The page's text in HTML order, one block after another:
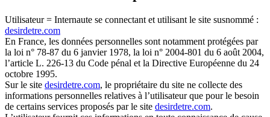
Utilisateur = Internaute se connectant et utilisant le site susnommé :
desirdetre.com
En France, les données personnelles sont notamment protégées par
la loi n° 78-87 du 6 janvier 1978, la loi n° 2004-801 du 6 août 2004,
l’article L. 226-13 du Code pénal et la Directive Européenne du 24
octobre 1995.
Sur le site desirdetre.com, le propriétaire du site ne collecte des
informations personnelles relatives à l’utilisateur que pour le besoin
de certains services proposés par le site desirdetre.com.